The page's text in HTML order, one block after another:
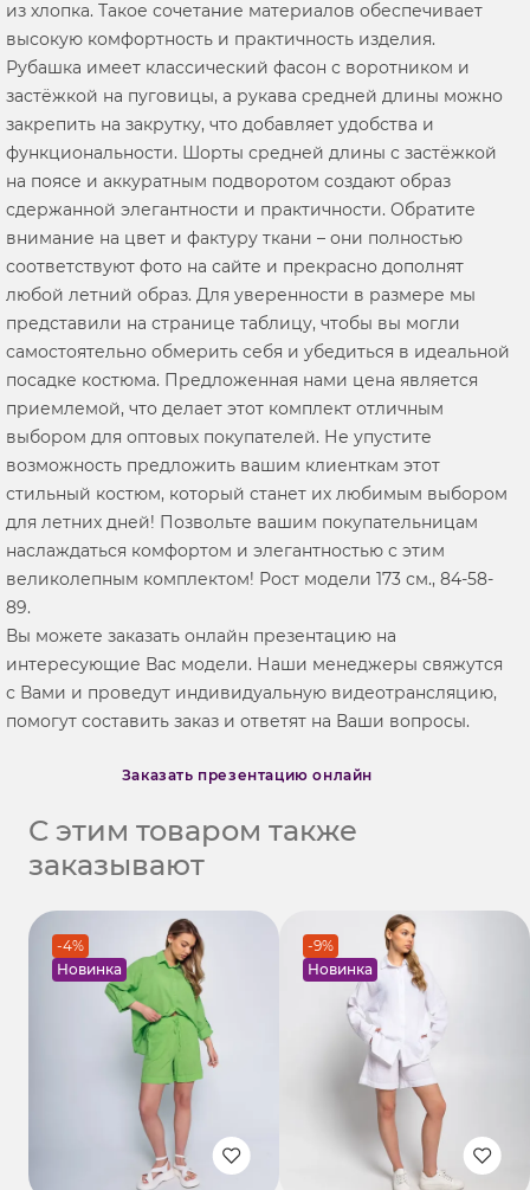
из хлопка. Такое сочетание материалов обеспечивает
высокую комфортность и практичность изделия.
Рубашка имеет классический фасон с воротником и
застёжкой на пуговицы, а рукава средней длины можно
закрепить на закрутку, что добавляет удобства и
функциональности. Шорты средней длины с застёжкой
на поясе и аккуратным подворотом создают образ
сдержанной элегантности и практичности. Обратите
внимание на цвет и фактуру ткани – они полностью
соответствуют фото на сайте и прекрасно дополнят
любой летний образ. Для уверенности в размере мы
представили на странице таблицу, чтобы вы могли
самостоятельно обмерить себя и убедиться в идеальной
посадке костюма. Предложенная нами цена является
приемлемой, что делает этот комплект отличным
выбором для оптовых покупателей. Не упустите
возможность предложить вашим клиенткам этот
стильный костюм, который станет их любимым выбором
для летних дней! Позвольте вашим покупательницам
наслаждаться комфортом и элегантностью с этим
великолепным комплектом! Рост модели 173 см., 84-58-
89.
Вы можете заказать онлайн презентацию на
интересующие Вас модели. Наши менеджеры свяжутся
с Вами и проведут индивидуальную видеотрансляцию,
помогут составить заказ и ответят на Ваши вопросы.
Заказать презентацию онлайн
С этим товаром также
заказывают
-4%
Новинка
-9%
Новинка